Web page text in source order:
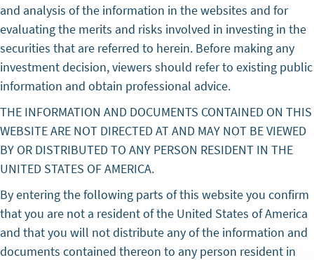
and analysis of the information in the websites and for
evaluating the merits and risks involved in investing in the
securities that are referred to herein. Before making any
investment decision, viewers should refer to existing public
information and obtain professional advice.
THE INFORMATION AND DOCUMENTS CONTAINED ON THIS
WEBSITE ARE NOT DIRECTED AT AND MAY NOT BE VIEWED
BY OR DISTRIBUTED TO ANY PERSON RESIDENT IN THE
UNITED STATES OF AMERICA.
By entering the following parts of this website you confirm
that you are not a resident of the United States of America
and that you will not distribute any of the information and
documents contained thereon to any person resident in